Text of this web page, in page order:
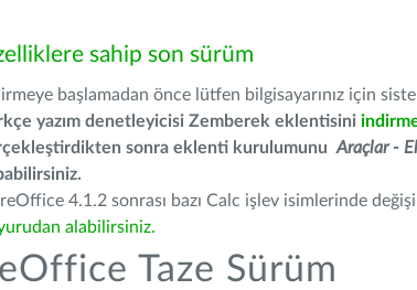
sahip son sürüm
başlamadan önce lütfen bilgisayarınız için
yazım denetleyicisi Zemberek eklentisini
sonra eklenti kurulumunu Araçlar -
4.1.2 sonrası bazı Calc işlev isimlerinde
alabilirsiniz.
Taze Sürüm